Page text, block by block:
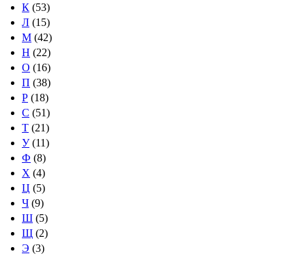
К (53)
Л (15)
М (42)
Н (22)
О (16)
П (38)
Р (18)
С (51)
Т (21)
У(11)
Ф (8)
Х (4)
Ц (5)
Ч (9)
Ш (5)
Щ (2)
Э (3)